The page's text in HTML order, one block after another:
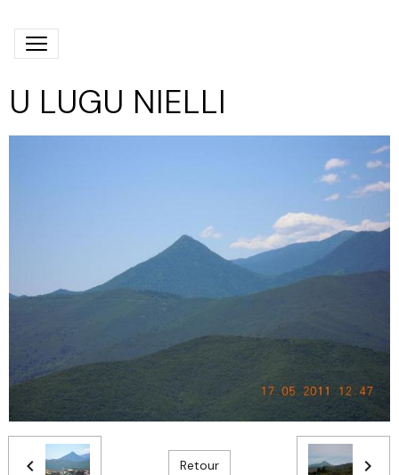
U LUGU NIELLI
Retour